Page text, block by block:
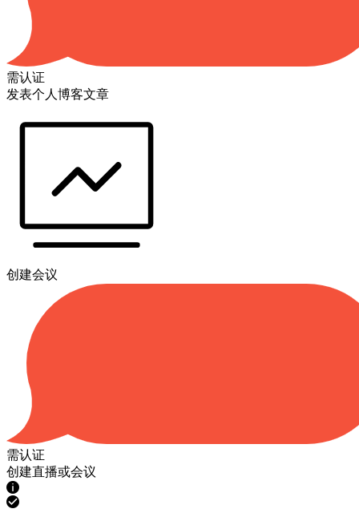
需认证
发表个人博客文章
创建会议
需认证
创建直播或会议